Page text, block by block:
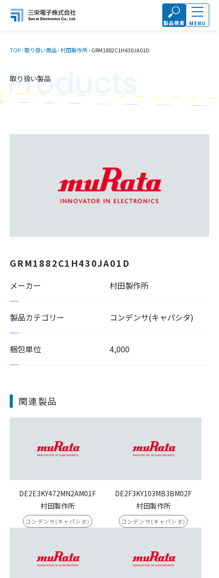
製品検索 MENU
TOP-取り扱い商品-村田製作所-GRM1882C1H430JA01D
取り扱い製品
Products
GRM1882C1H430JA01D
メーカー 村田製作所
製品カテゴリー コンデンサ(キャパシタ)
梱包単位 4,000
関連製品
DE2E3KY472MN2AM01F
村田製作所
コンデンサ(キャパシタ)
DE2F3KY103MB3BM02F
村田製作所
コンデンサ(キャパシタ)